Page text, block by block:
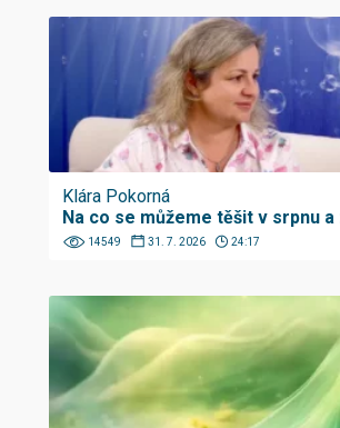
Klára Pokorná
Na co se můžeme těšit v srpnu a
14549 31. 7. 2026 24:17